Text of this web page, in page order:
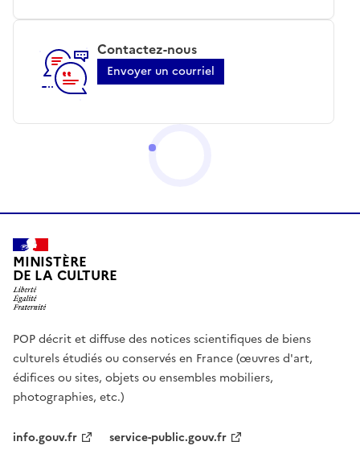
Contactez-nous
Envoyer un courriel
MINISTÈRE
DE LA CULTURE
POP décrit et diffuse des notices scientifiques de biens
culturels étudiés ou conservés en France (œuvres d'art,
édifices ou sites, objets ou ensembles mobiliers,
photographies, etc.)
info.gouv.fr service-public.gouv.fr